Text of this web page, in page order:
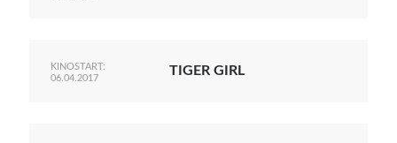
KINOSTART:
06.04.2017
TIGER GIRL